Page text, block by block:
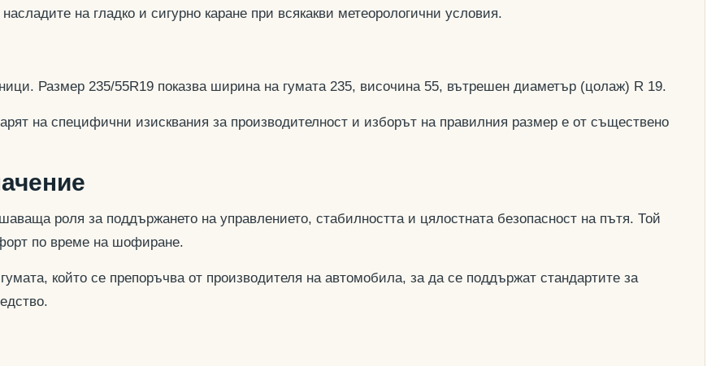
на гладко и сигурно каране при всякакви метеорологични условия.
Размер 235/55R19 показва ширина на гумата 235, височина 55, вътрешен диаметър (цолаж) R 19.
на специфични изисквания за производителност и изборът на правилния размер е от съществено
роля за поддържането на управлението, стабилността и цялостната безопасност на пътя. Той
по време на шофиране.
който се препоръчва от производителя на автомобила, за да се поддържат стандартите за